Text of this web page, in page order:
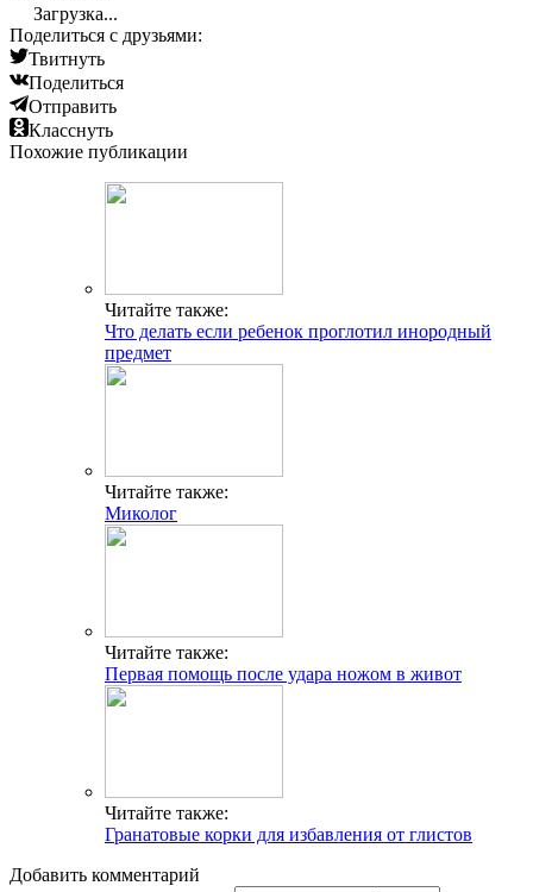
Загрузка...
Поделиться с друзьями:
Твитнуть
Поделиться
Отправить
Класснуть
Похожие публикации
Читайте также:
Что делать если ребенок проглотил инородный
предмет
Читайте также:
Миколог
Читайте также:
Первая помощь после удара ножом в живот
Читайте также:
Гранатовые корки для избавления от глистов
Добавить комментарий